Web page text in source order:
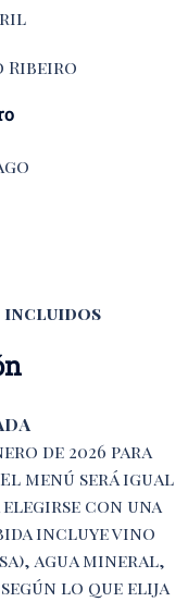
Ribeiro
incluidos
de 2026 para
menú será igual
elegirse con una
incluye vino
agua mineral,
lo que elija